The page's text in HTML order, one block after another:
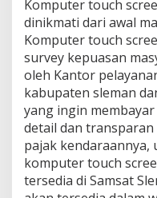
Komputer touch
dinikmati dari awal
Komputer touch
survey kepuasan
oleh Kantor
kabupaten sleman
yang ingin
detail dan
pajak
komputer touch
tersedia di Samsat